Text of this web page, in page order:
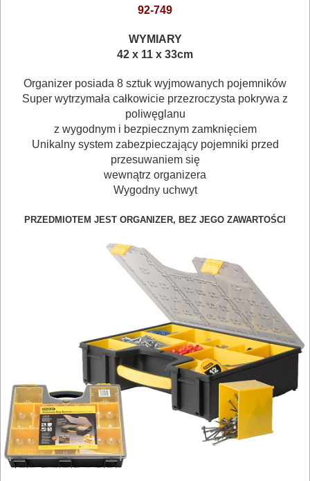
BUDOWLANE
MASZYNY
NARZĘDZIA
BRUKARSKIE
DREWNA
NARZĘDZIA
I
OSPRZĘT
HYDRAULICZNE
NARZĘDZIA
92-749
WYMIARY
42 x 11 x 33cm
Organizer posiada 8 sztuk wyjmowanych pojemników
Super wytrzymała całkowicie przezroczysta pokrywa z
poliwęglanu
z wygodnym i bezpiecznym zamknięciem
Unikalny system zabezpieczający pojemniki przed
przesuwaniem się
wewnątrz organizera
Wygodny uchwyt
PRZEDMIOTEM JEST ORGANIZER, BEZ JEGO ZAWARTOŚCI